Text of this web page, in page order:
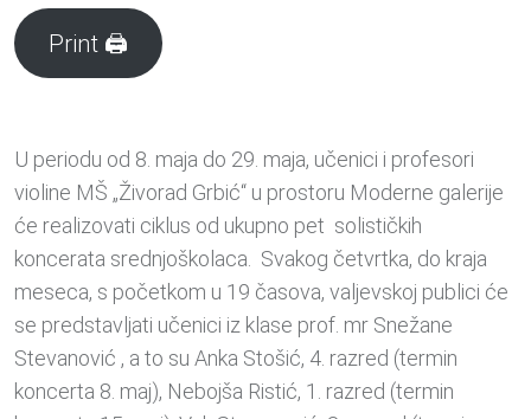
Print 🖨
U periodu od 8. maja do 29. maja, učenici i profesori
violine MŠ „Živorad Grbić“ u prostoru Moderne galerije
će realizovati ciklus od ukupno pet solističkih
koncerata srednjoškolaca. Svakog četvrtka, do kraja
meseca, s početkom u 19 časova, valjevskoj publici će
se predstavljati učenici iz klase prof. mr Snežane
Stevanović , a to su Anka Stošić, 4. razred (termin
koncerta 8. maj), Nebojša Ristić, 1. razred (termin